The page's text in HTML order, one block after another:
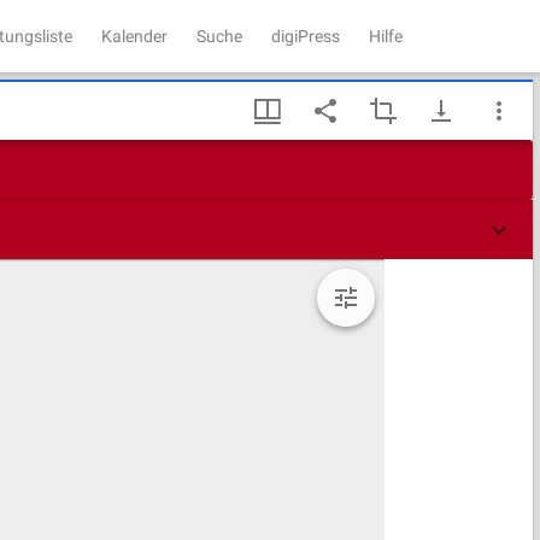
Kalender Suche digiPress Hilfe